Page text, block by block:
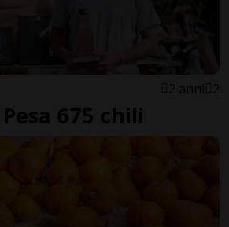
2 anni 2
675 chili